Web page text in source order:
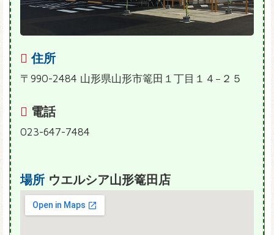
住所
〒990-2484 山形県山形市篭田１丁目１４−２５
電話
023-647-7484
場所 ウエルシア山形篭田店